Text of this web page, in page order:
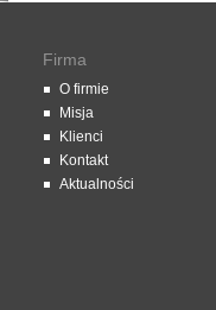
Firma
O firmie
Misja
Klienci
Kontakt
Aktualności